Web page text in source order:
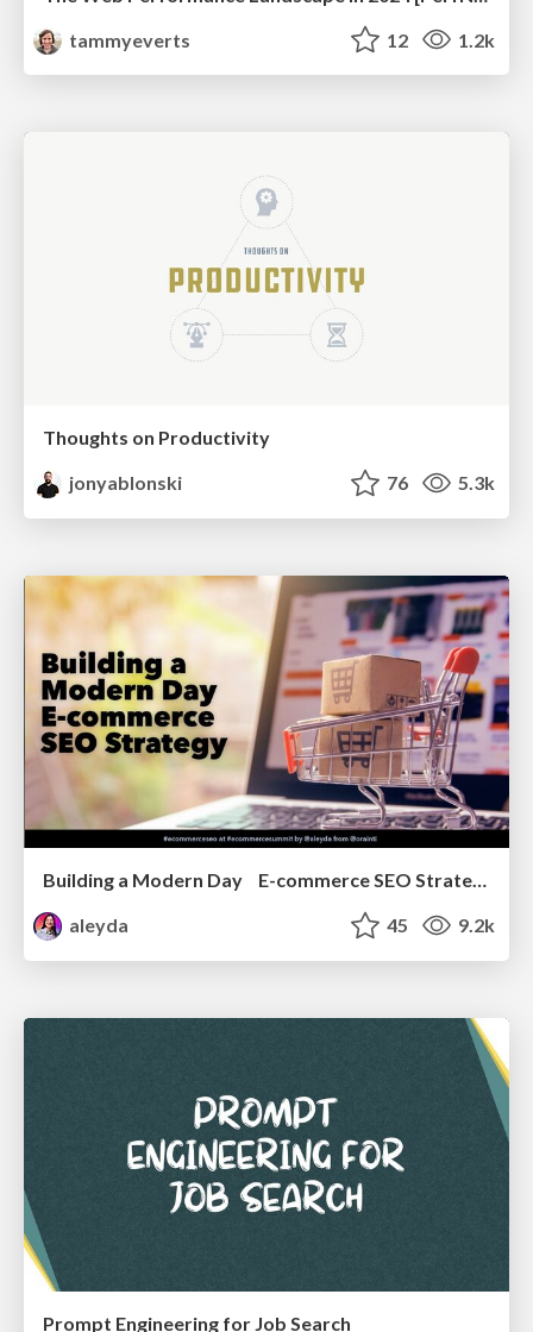
tammyeverts
12 1.2k
Thoughts on Productivity
jonyablonski
76 5.3k
Building a Modern Day E-commerce SEO Strategy
aleyda
45 9.2k
Prompt Engineering for Job Search